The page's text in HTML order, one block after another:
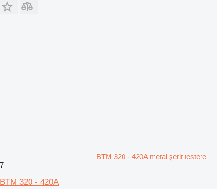
BTM 320 - 420A metal şerit testere
7
BTM 320 - 420A